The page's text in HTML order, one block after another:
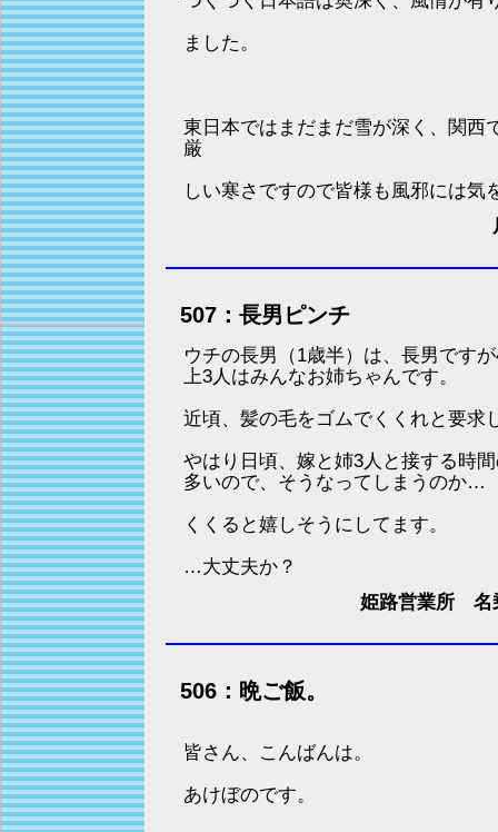
ました。
東日本ではまだまだ雪が深く、関西
厳
しい寒さですので皆様も風邪には気
507：長男ピンチ
ウチの長男（1歳半）は、長男です
上3人はみんなお姉ちゃんです。
近頃、髪の毛をゴムでくくれと要求
やはり日頃、嫁と姉3人と接する時
多いので、そうなってしまうのか…
くくると嬉しそうにしてます。
…大丈夫か？
姫路営業所 名
506：晩ご飯。
皆さん、こんばんは。
あけぼのです。